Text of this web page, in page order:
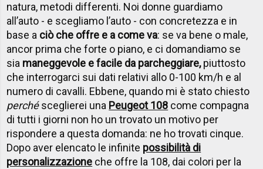
natura, metodi differenti. Noi donne guardiamo
all’auto - e scegliamo l’auto - con concretezza e in
base a ciò che offre e a come va: se va bene o male,
ancor prima che forte o piano, e ci domandiamo se
sia maneggevole e facile da parcheggiare,piuttosto
che interrogarci sui dati relativi allo 0-100 km/h e al
numero di cavalli. Ebbene, quando mi è stato chiesto
perchésceglierei una Peugeot 108 come compagna
di tutti i giorni non ho un trovato un motivo per
rispondere a questa domanda: ne ho trovati cinque.
Dopo aver elencato le infinite possibilità di
personalizzazione che offre la 108, dai colori per la